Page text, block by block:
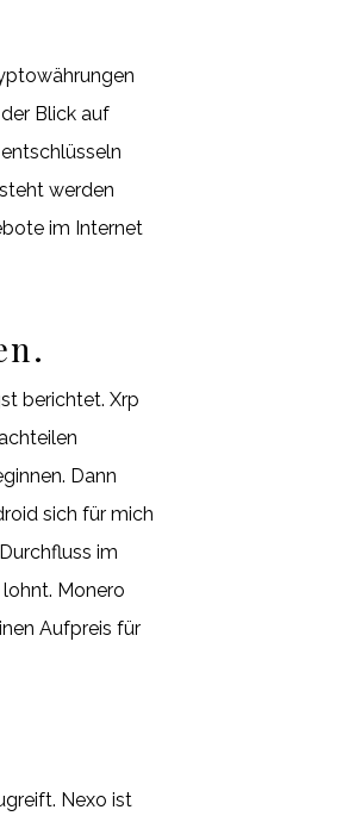
Blick auf
werden
im Internet
berichtet. Xrp
Dann
sich für mich
im
Monero
Aufpreis für
Nexo ist